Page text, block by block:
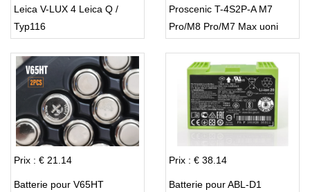
Leica V-LUX 4 Leica Q /
Typ116
Proscenic T-4S2P-A M7
Pro/M8 Pro/M7 Max uoni
Prix : € 21.14
Batterie pour V65HT
Prix : € 38.14
Batterie pour ABL-D1